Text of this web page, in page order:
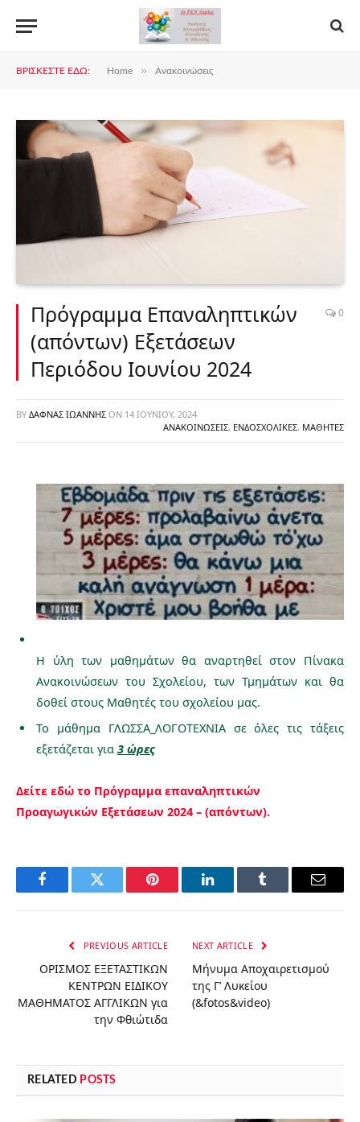
ΒΡΊΣΚΕΣΤΕ ΕΔΏ: Home » Ανακοινώσεις
Πρόγραμμα Επαναληπτικών
(απόντων) Εξετάσεων
Περιόδου Ιουνίου 2024
0
BY ΔΑΦΝΆΣ ΙΩΆΝΝΗΣ ON 14 ΙΟΥΝΊΟΥ, 2024
ΑΝΑΚΟΙΝΏΣΕΙΣ, ΕΝΔΟΣΧΟΛΙΚΈΣ, ΜΑΘΗΤΈΣ
Η ύλη των μαθημάτων θα αναρτηθεί στον Πίνακα
Ανακοινώσεων του Σχολείου, των Τμημάτων και θα
δοθεί στους Μαθητές του σχολείου μας.
Το μάθημα ΓΛΩΣΣΑ_ΛΟΓΟΤΕΧΝΙΑ σε όλες τις τάξεις
εξετάζεται για 3 ώρες
Δείτε εδώ το Πρόγραμμα επαναληπτικών
Προαγωγικών Εξετάσεων 2024 – (απόντων).
FacebookTwitter Pinterest LinkedInTumblr Email
PREVIOUS ARTICLE
ΟΡΙΣΜΟΣ ΕΞΕΤΑΣΤΙΚΩΝ
ΚΕΝΤΡΩΝ ΕΙΔΙΚΟΥ
ΜΑΘΗΜΑΤΟΣ ΑΓΓΛΙΚΩΝ για
την Φθιώτιδα
NEXT ARTICLE
Μήνυμα Αποχαιρετισμού
της Γ’ Λυκείου
(&fotos&video)
RELATED POSTS